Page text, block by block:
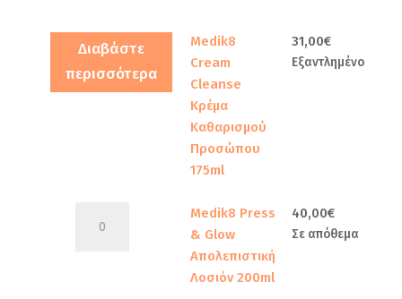
through
77,00€
Διαβάστε
περισσότερα
Medik8
Cream
Cleanse
Κρέμα
Καθαρισμού
Προσώπου
175ml
31,00€
Εξαντλημένο
Press
Medik8 Press
& Glow
Απολεπιστική
Λοσιόν 200ml
40,00€
Σε απόθεμα